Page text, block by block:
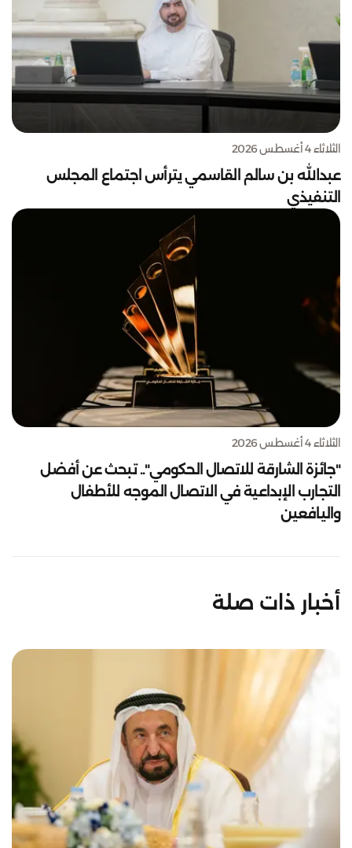
الثلاثاء 4 أغسطس 2026
عبدالله بن سالم القاسمي يترأس اجتماع المجلس
التنفيذي
الثلاثاء 4 أغسطس 2026
"جائزة الشارقة للاتصال الحكومي".. تبحث عن أفضل
التجارب الإبداعية في الاتصال الموجه للأطفال
واليافعين
أخبار ذات صلة